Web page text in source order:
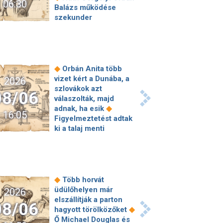
06:30
Balázs működése
szekunder
megszerzésének
korlátozásáról írt alá
rendeletet Donald
Trump◆„Kevésen
múlt a katasztrófa” –
szintet léphetett az
orosz hibrid
kekvák után?◆
Térképen, ahogy
hajnalban elérte
Magyarország határát
a hidegfront◆A
2026
06
16:05
◆ Orbán Anita több
vizet kért a Dunába, a
szlovákok azt
válaszolták, majd
adnak, ha esik ◆
Figyelmeztetést adtak
ki a talaj menti
meg a Colosseum
mellett◆Megdőltek a
melegrekordok
Magyarországon:
Budakalászon 41,4,
2026
06
◆ Több horvát
üdülőhelyen már
elszállítják a parton
hagyott törölközőket ◆
Ő Michael Douglas és